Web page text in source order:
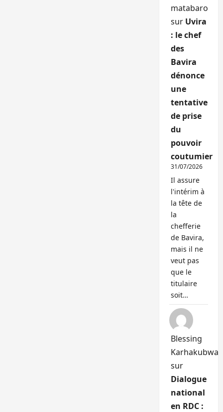
matabaro
sur Uvira
: le chef
des
Bavira
dénonce
une
tentative
de prise
du
pouvoir
coutumier
31/07/2026
Il assure
l'intérim à
la tête de
la
chefferie
de Bavira,
mais il ne
veut pas
que le
titulaire
soit…
Blessing
Karhakubwa
sur
Dialogue
national
en RDC :